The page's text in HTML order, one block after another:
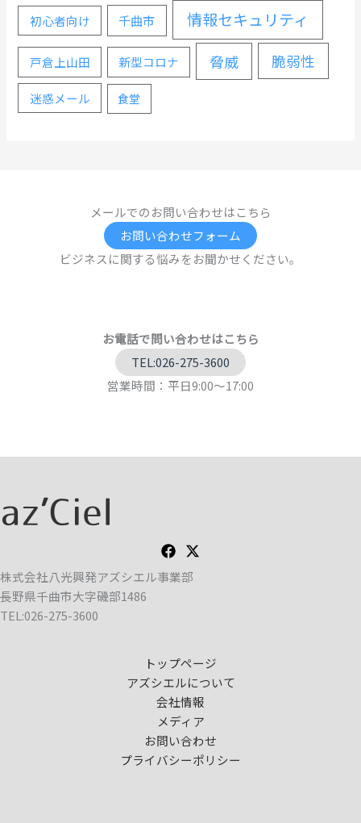
初心者向け 千曲市 情報セキュリティ
戸倉上山田 新型コロナ 脅威 脆弱性
迷惑メール 食堂
メールでのお問い合わせはこちら
お問い合わせフォーム
ビジネスに関する悩みをお聞かせください。
お電話で問い合わせはこちら
TEL:026-275-3600
営業時間：平日9:00～17:00
株式会社八光興発アズシエル事業部
長野県千曲市大字磯部1486
TEL:026-275-3600
トップページ
アズシエルについて
会社情報
メディア
お問い合わせ
プライバシーポリシー